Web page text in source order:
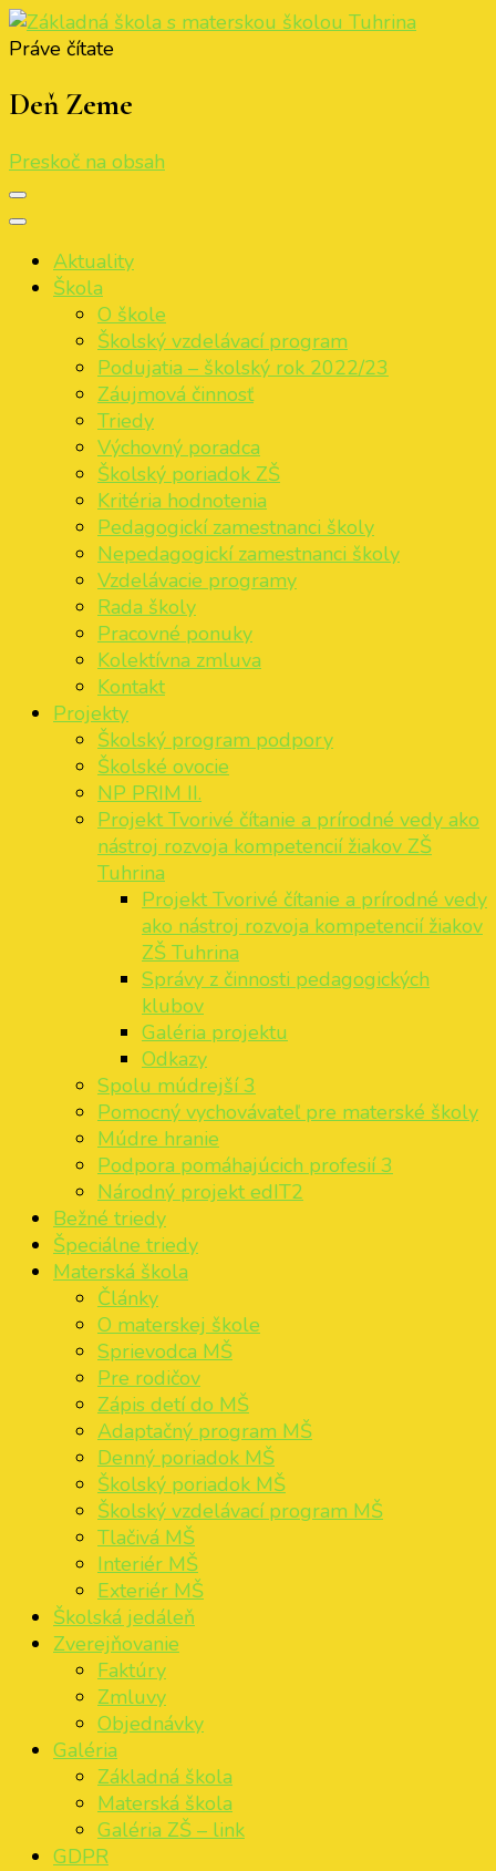
Práve čítate
Deň Zeme
Preskoč na obsah
Aktuality
Škola
O škole
Školský vzdelávací program
Podujatia – školský rok 2022/23
Záujmová činnosť
Triedy
Výchovný poradca
Školský poriadok ZŠ
Kritéria hodnotenia
Pedagogickí zamestnanci školy
Nepedagogickí zamestnanci školy
Vzdelávacie programy
Rada školy
Pracovné ponuky
Kolektívna zmluva
Kontakt
Projekty
Školský program podpory
Školské ovocie
NP PRIM II.
Projekt Tvorivé čítanie a prírodné vedy ako
nástroj rozvoja kompetencií žiakov ZŠ
Tuhrina
Projekt Tvorivé čítanie a prírodné vedy
ako nástroj rozvoja kompetencií žiakov
ZŠ Tuhrina
Správy z činnosti pedagogických
klubov
Galéria projektu
Odkazy
Spolu múdrejší 3
Pomocný vychovávateľ pre materské školy
Múdre hranie
Podpora pomáhajúcich profesií 3
Národný projekt edIT2
Bežné triedy
Špeciálne triedy
Materská škola
Články
O materskej škole
Sprievodca MŠ
Pre rodičov
Zápis detí do MŠ
Adaptačný program MŠ
Denný poriadok MŠ
Školský poriadok MŠ
Školský vzdelávací program MŠ
Tlačivá MŠ
Interiér MŠ
Exteriér MŠ
Školská jedáleň
Zverejňovanie
Faktúry
Zmluvy
Objednávky
Galéria
Základná škola
Materská škola
Galéria ZŠ – link
GDPR